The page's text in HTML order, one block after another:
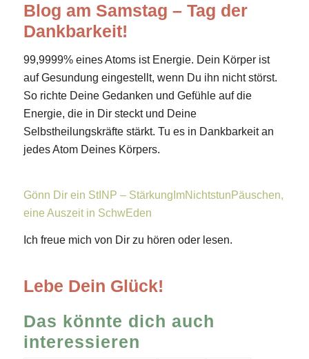
Blog am Samstag – Tag der
Dankbarkeit!
99,9999% eines Atoms ist Energie. Dein Körper ist
auf Gesundung eingestellt, wenn Du ihn nicht störst.
So richte Deine Gedanken und Gefühle auf die
Energie, die in Dir steckt und Deine
Selbstheilungskräfte stärkt. Tu es in Dankbarkeit an
jedes Atom Deines Körpers.
Gönn Dir ein StINP – StärkungImNichtstunPäuschen,
eine Auszeit in SchwEden
Ich freue mich von Dir zu hören oder lesen.
Lebe Dein Glück!
Das könnte dich auch
interessieren